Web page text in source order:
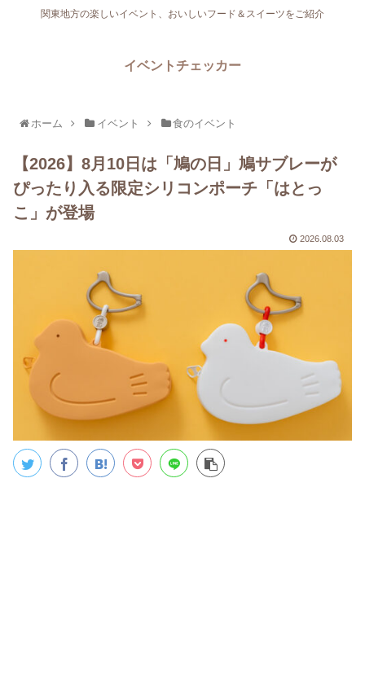
関東地方の楽しいイベント、おいしいフード＆スイーツをご紹介
イベントチェッカー
ホーム イベント 食のイベント
【2026】8月10日は「鳩の日」鳩サブレーが
ぴったり入る限定シリコンポーチ「はとっ
こ」が登場
2026.08.03